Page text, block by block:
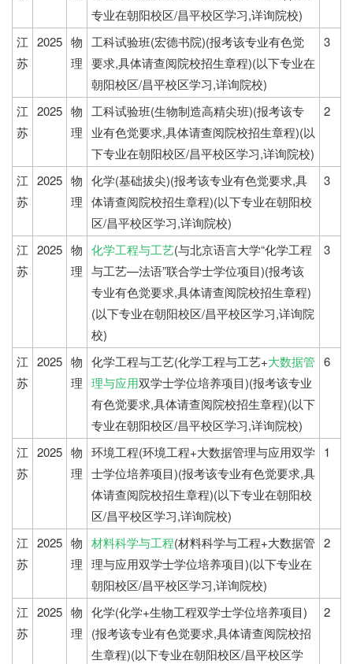
专业在朝阳校区/昌平校区学习,详询院校)
江
苏
2025 物
理
工科试验班(宏德书院)(报考该专业有色觉
要求,具体请查阅院校招生章程)(以下专业在
朝阳校区/昌平校区学习,详询院校)
3
江
苏
2025 物
理
工科试验班(生物制造高精尖班)(报考该专
业有色觉要求,具体请查阅院校招生章程)(以
下专业在朝阳校区/昌平校区学习,详询院校)
2
江
苏
2025 物
理
化学(基础拔尖)(报考该专业有色觉要求,具
体请查阅院校招生章程)(以下专业在朝阳校
区/昌平校区学习,详询院校)
3
江
苏
2025 物
理
化学工程与工艺(与北京语言大学“化学工程
与工艺—法语”联合学士学位项目)(报考该
专业有色觉要求,具体请查阅院校招生章程)
(以下专业在朝阳校区/昌平校区学习,详询院
校)
3
江
苏
2025 物
理
化学工程与工艺(化学工程与工艺+大数据管
理与应用双学士学位培养项目)(报考该专业
有色觉要求,具体请查阅院校招生章程)(以下
专业在朝阳校区/昌平校区学习,详询院校)
6
江
苏
2025 物
理
环境工程(环境工程+大数据管理与应用双学
士学位培养项目)(报考该专业有色觉要求,具
体请查阅院校招生章程)(以下专业在朝阳校
区/昌平校区学习,详询院校)
1
江
苏
2025 物
理
材料科学与工程(材料科学与工程+大数据管
理与应用双学士学位培养项目)(以下专业在
朝阳校区/昌平校区学习,详询院校)
2
江
苏
2025 物
理
化学(化学+生物工程双学士学位培养项目)
(报考该专业有色觉要求,具体请查阅院校招
生章程)(以下专业在朝阳校区/昌平校区学
2